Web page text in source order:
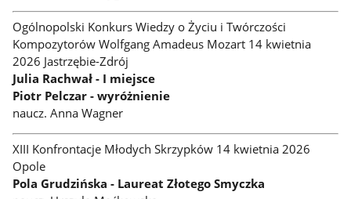
Ogólnopolski Konkurs Wiedzy o Życiu i Twórczości
Kompozytorów Wolfgang Amadeus Mozart 14 kwietnia
2026 Jastrzębie-Zdrój
Julia Rachwał - I miejsce
Piotr Pelczar - wyróżnienie
naucz. Anna Wagner
XIII Konfrontacje Młodych Skrzypków 14 kwietnia 2026
Opole
Pola Grudzińska - Laureat Złotego Smyczka